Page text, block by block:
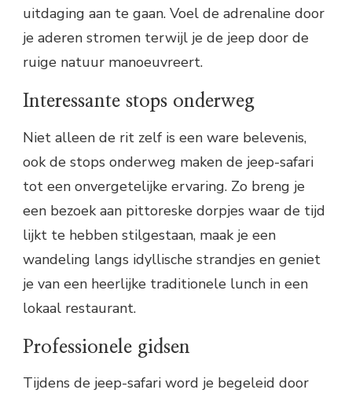
uitdaging aan te gaan. Voel de adrenaline door
je aderen stromen terwijl je de jeep door de
ruige natuur manoeuvreert.
Interessante stops onderweg
Niet alleen de rit zelf is een ware belevenis,
ook de stops onderweg maken de jeep-safari
tot een onvergetelijke ervaring. Zo breng je
een bezoek aan pittoreske dorpjes waar de tijd
lijkt te hebben stilgestaan, maak je een
wandeling langs idyllische strandjes en geniet
je van een heerlijke traditionele lunch in een
lokaal restaurant.
Professionele gidsen
Tijdens de jeep-safari word je begeleid door